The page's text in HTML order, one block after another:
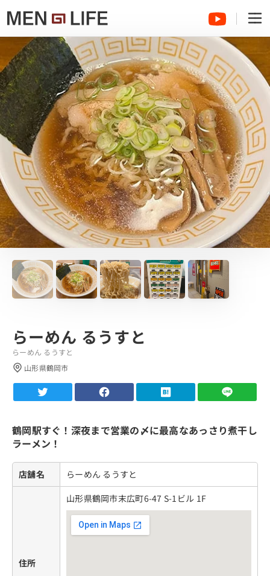
らーめん るうすと
らーめん るうすと
山形県鶴岡市
鶴岡駅すぐ！深夜まで営業の〆に最高なあっさり煮干し
ラーメン！
店舗名 らーめん るうすと
住所
山形県鶴岡市末広町6-47 S-1ビル 1F